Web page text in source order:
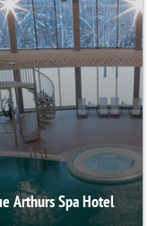
Arthurs Spa Hotel